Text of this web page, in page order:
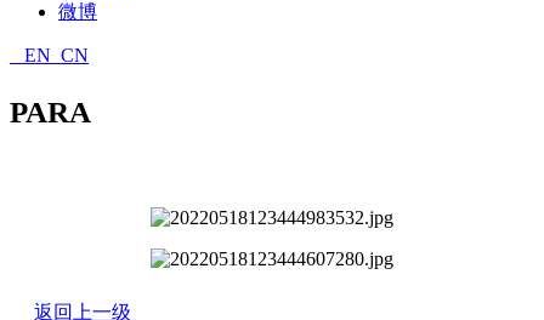
微博
EN CN
PARA
返回上一级